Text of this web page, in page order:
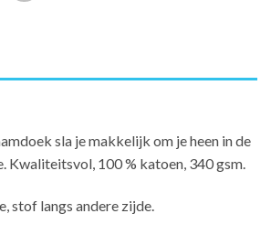
sla je makkelijk om je heen in de
Kwaliteitsvol, 100 % katoen, 340 gsm.
stof langs andere zijde.